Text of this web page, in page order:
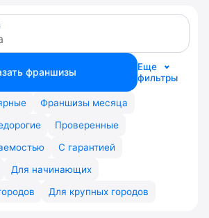
франшизы
Еще
фильтры
Франшизы месяца
Проверенные
С гарантией
Для начинающих
Для крупных городов